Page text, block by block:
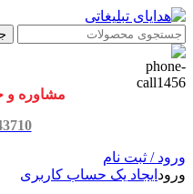
مشاوره و
ورود / ثبت نام
ورود ایجاد یک حساب کاربری